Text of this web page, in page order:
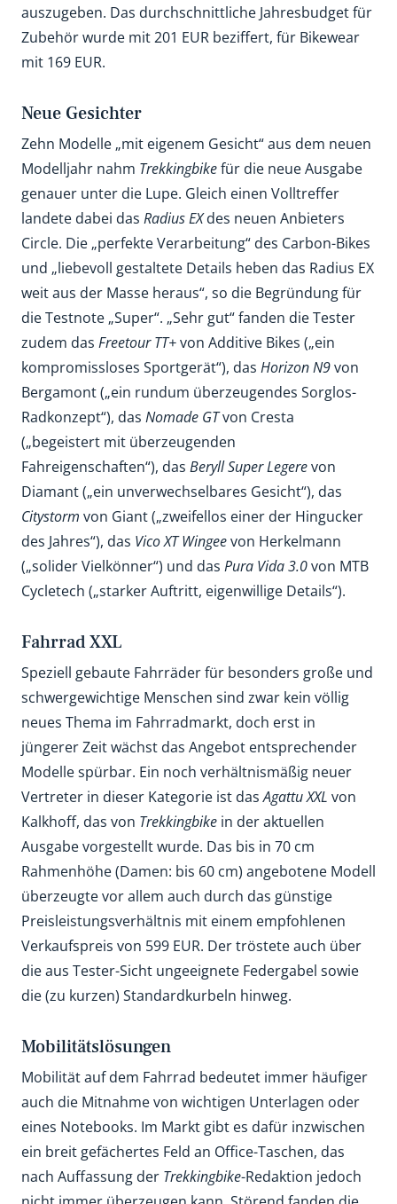
auszugeben. Das durchschnittliche Jahresbudget für
Zubehör wurde mit 201 EUR beziffert, für Bikewear
mit 169 EUR.
Neue Gesichter
Zehn Modelle „mit eigenem Gesicht“ aus dem neuen
Modelljahr nahm Trekkingbikefür die neue Ausgabe
genauer unter die Lupe. Gleich einen Volltreffer
landete dabei das Radius EXdes neuen Anbieters
Circle. Die „perfekte Verarbeitung“ des Carbon-Bikes
und „liebevoll gestaltete Details heben das Radius EX
weit aus der Masse heraus“, so die Begründung für
die Testnote „Super“. „Sehr gut“ fanden die Tester
zudem das Freetour TT+von Additive Bikes („ein
kompromissloses Sportgerät“), das Horizon N9von
Bergamont („ein rundum überzeugendes Sorglos-
Radkonzept“), das Nomade GTvon Cresta
(„begeistert mit überzeugenden
Fahreigenschaften“), das Beryll Super Legerevon
Diamant („ein unverwechselbares Gesicht“), das
Citystorm von Giant („zweifellos einer der Hingucker
des Jahres“), das Vico XT Wingeevon Herkelmann
(„solider Vielkönner“) und das Pura Vida 3.0von MTB
Cycletech („starker Auftritt, eigenwillige Details“).
Fahrrad XXL
Speziell gebaute Fahrräder für besonders große und
schwergewichtige Menschen sind zwar kein völlig
neues Thema im Fahrradmarkt, doch erst in
jüngerer Zeit wächst das Angebot entsprechender
Modelle spürbar. Ein noch verhältnismäßig neuer
Vertreter in dieser Kategorie ist dasAgattu XXL von
Kalkhoff, das von Trekkingbike in der aktuellen
Ausgabe vorgestellt wurde. Das bis in 70 cm
Rahmenhöhe (Damen: bis 60 cm) angebotene Modell
überzeugte vor allem auch durch das günstige
Preisleistungsverhältnis mit einem empfohlenen
Verkaufspreis von 599 EUR. Der tröstete auch über
die aus Tester-Sicht ungeeignete Federgabel sowie
die (zu kurzen) Standardkurbeln hinweg.
Mobilitätslösungen
Mobilität auf dem Fahrrad bedeutet immer häufiger
auch die Mitnahme von wichtigen Unterlagen oder
eines Notebooks. Im Markt gibt es dafür inzwischen
ein breit gefächertes Feld an Office-Taschen, das
nach Auffassung der Trekkingbike-Redaktion jedoch